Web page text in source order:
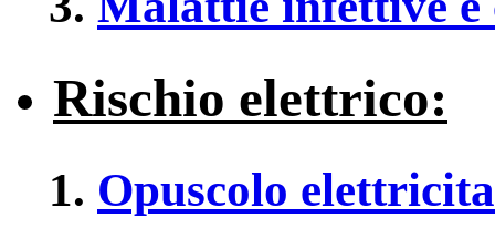
Rischio elettrico:
Opuscolo